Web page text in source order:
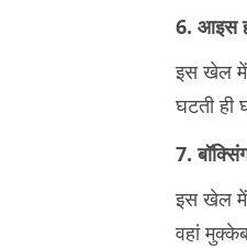
6. आइस
इस खेल में
घटती ही
7.
इस खेल में
वहां